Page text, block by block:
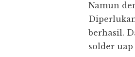
Namun
berhasil.
solder